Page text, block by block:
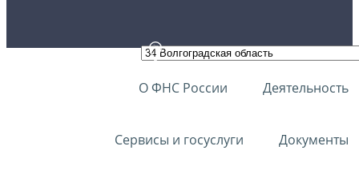
О ФНС России Деятельность
Сервисы и госуслуги Документы